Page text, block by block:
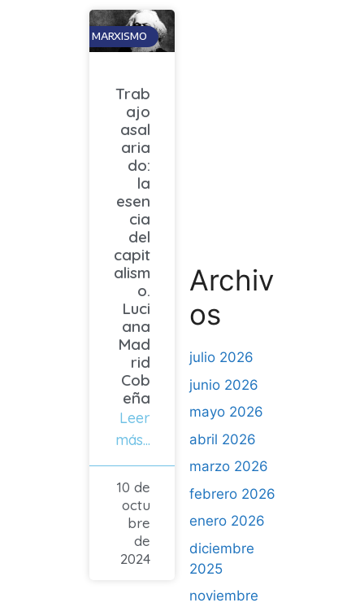
Archiv
os
julio 2026
junio 2026
mayo 2026
abril 2026
marzo 2026
febrero 2026
enero 2026
diciembre
2025
noviembre
MARXISMO
Trab
ajo
asal
aria
do:
la
esen
cia
del
capit
alism
o.
Luci
ana
Mad
rid
Cob
eña
Leer
más...
10 de
octu
bre
de
2024